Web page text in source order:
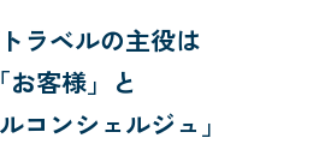
ラベルの主役は
「お客様」と
コンシェルジュ」